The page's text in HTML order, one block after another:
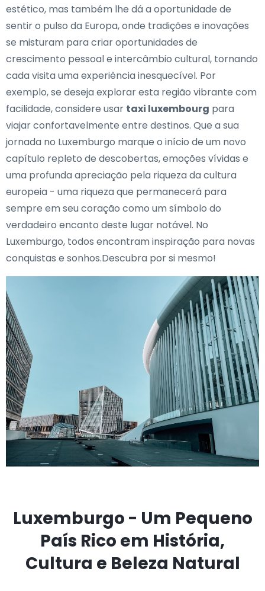
estético, mas também lhe dá a oportunidade de
sentir o pulso da Europa, onde tradições e inovações
se misturam para criar oportunidades de
crescimento pessoal e intercâmbio cultural, tornando
cada visita uma experiência inesquecível. Por
exemplo, se deseja explorar esta região vibrante com
facilidade, considere usar taxi luxembourg para
viajar confortavelmente entre destinos. Que a sua
jornada no Luxemburgo marque o início de um novo
capítulo repleto de descobertas, emoções vívidas e
uma profunda apreciação pela riqueza da cultura
europeia - uma riqueza que permanecerá para
sempre em seu coração como um símbolo do
verdadeiro encanto deste lugar notável. No
Luxemburgo, todos encontram inspiração para novas
conquistas e sonhos.Descubra por si mesmo!
Luxemburgo - Um Pequeno
País Rico em História,
Cultura e Beleza Natural